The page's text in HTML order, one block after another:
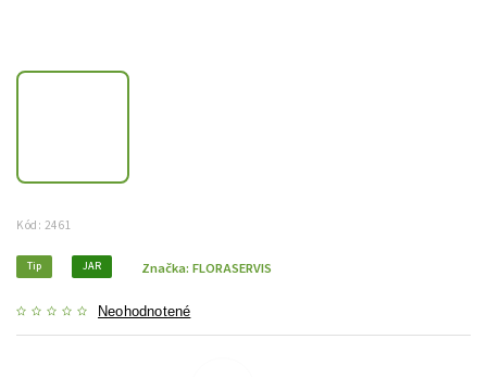
Kód: 2461
Tip JAR
Neohodnotené
Značka: FLORASERVIS